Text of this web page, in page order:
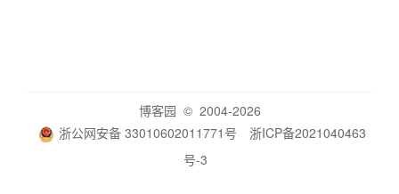
博客园 © 2004-2026
浙公网安备 33010602011771号
浙ICP备2021040463
号-3